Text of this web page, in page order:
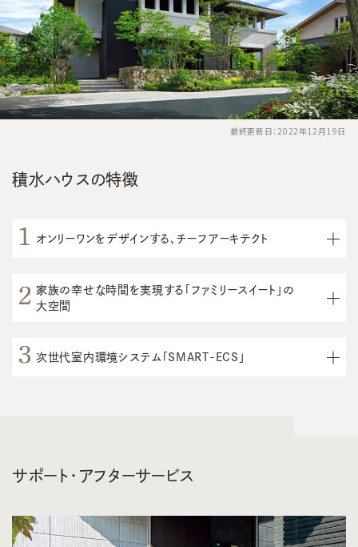
最終更新日：2022年12月19日
積水ハウスの特徴
オンリーワンをデザインする、チーフアーキテクト
家族の幸せな時間を実現する「ファミリースイート」の
大空間
次世代室内環境システム「SMART-ECS」
サポート・アフターサービス